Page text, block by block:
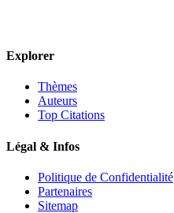
Explorer
Thèmes
Auteurs
Top Citations
Légal & Infos
Politique de Confidentialité
Partenaires
Sitemap